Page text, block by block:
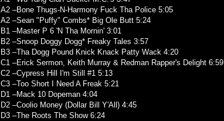
A2 –Bone Thugs-N-Harmony Fuck Tha Police 5:05
A2 –Sean "Puffy" Combs* Big Ole Butt 5:24
B1 –Master P 6 'N Tha Mornin' 3:01
B2 –Snoop Doggy Dogg* Freaky Tales 3:57
B3 –Tha Dogg Pound Knick Knack Patty Wack 4:20
C1 –Erick Sermon, Keith Murray & Redman Rapper's Delight 6:59
C2 –Cypress Hill I'm Still #1 5:13
C3 –Too Short I Need A Freak 5:21
D1 –Mack 10 Dopeman 4:04
D2 –Coolio Money (Dollar Bill Y'All) 4:45
D3 –The Roots The Show 6:24